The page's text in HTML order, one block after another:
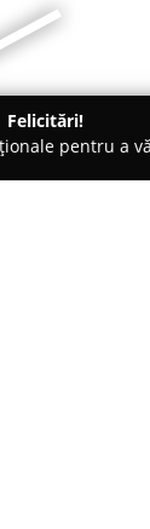
Felicitări!
pentru a